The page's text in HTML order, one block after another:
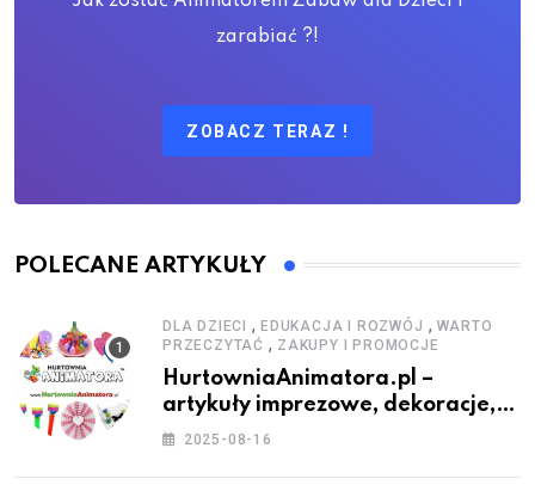
zarabiać ?!
ZOBACZ TERAZ !
POLECANE ARTYKUŁY
DLA DZIECI , EDUKACJA I ROZWÓJ , WARTO
PRZECZYTAĆ , ZAKUPY I PROMOCJE
HurtowniaAnimatora.pl –
artykuły imprezowe, dekoracje,
stroje i akcesoria dla animatorów
2025-08-16